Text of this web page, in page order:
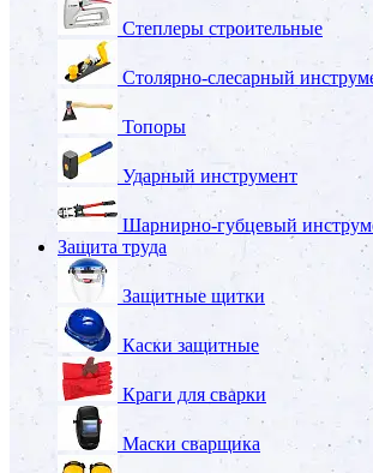
Степлеры строительные
Столярно-слесарный
Топоры
Ударный инструмент
Шарнирно-губцевый
Защита труда
Защитные щитки
Каски защитные
Краги для сварки
Маски сварщика